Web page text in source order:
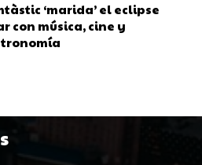
‘marida’ el eclipse
con música, cine y